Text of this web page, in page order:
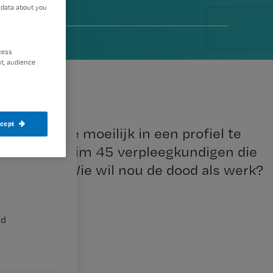
zijn ze moeilijk in een profiel te
zijn er ruim 45 verpleegkundigen die
Wie wil nou de dood als werk?
about you
audience